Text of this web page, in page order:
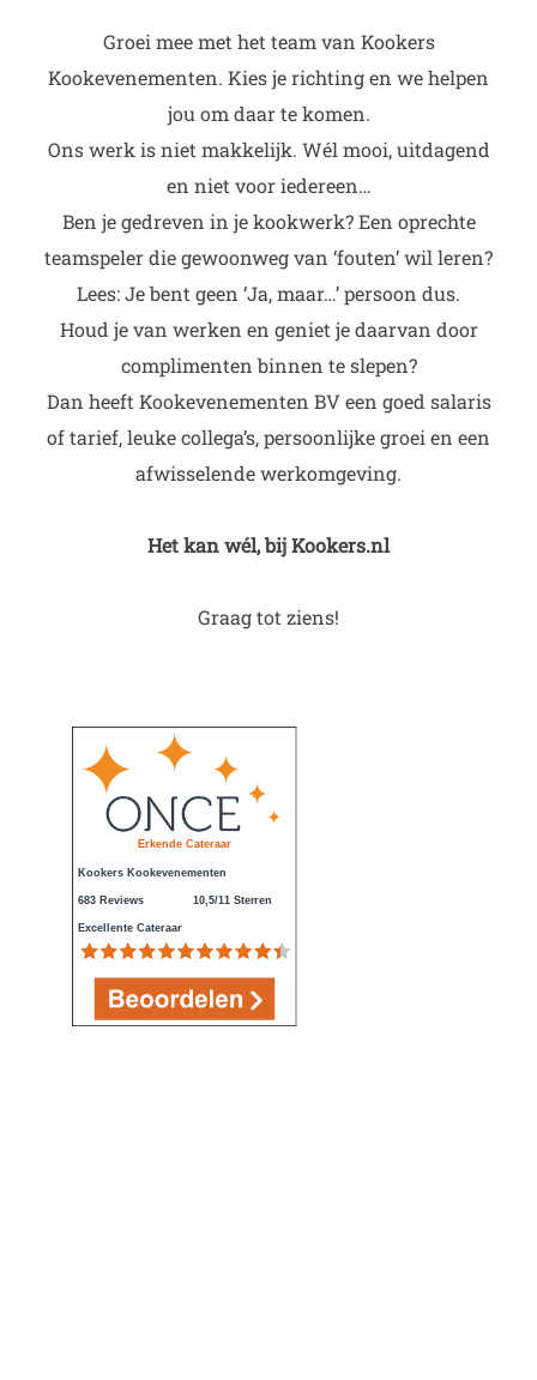
Groei mee met het team van Kookers
Kookevenementen. Kies je richting en we helpen
jou om daar te komen.
Ons werk is niet makkelijk. Wél mooi, uitdagend
en niet voor iedereen…
Ben je gedreven in je kookwerk? Een oprechte
teamspeler die gewoonweg van ‘fouten’ wil leren?
Lees: Je bent geen ‘Ja, maar…’ persoon dus.
Houd je van werken en geniet je daarvan door
complimenten binnen te slepen?
Dan heeft Kookevenementen BV een goed salaris
of tarief, leuke collega’s, persoonlijke groei en een
afwisselende werkomgeving.
Het kan wél, bij Kookers.nl
Graag tot ziens!